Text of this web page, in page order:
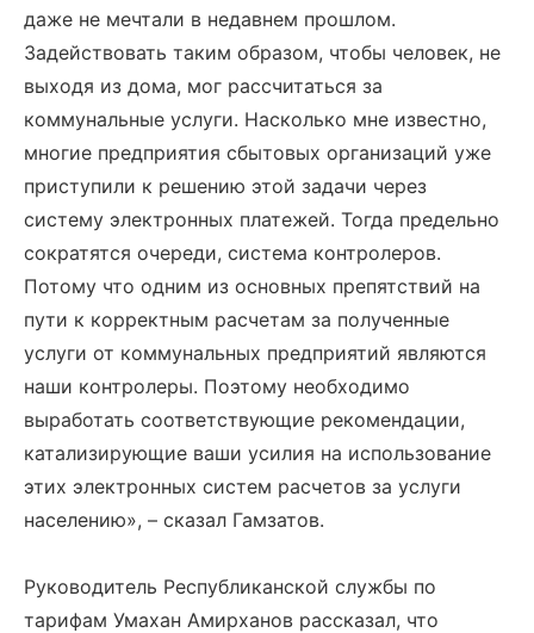
даже не мечтали в недавнем прошлом.
Задействовать таким образом, чтобы человек, не
выходя из дома, мог рассчитаться за
коммунальные услуги. Насколько мне известно,
многие предприятия сбытовых организаций уже
приступили к решению этой задачи через
систему электронных платежей. Тогда предельно
сократятся очереди, система контролеров.
Потому что одним из основных препятствий на
пути к корректным расчетам за полученные
услуги от коммунальных предприятий являются
наши контролеры. Поэтому необходимо
выработать соответствующие рекомендации,
катализирующие ваши усилия на использование
этих электронных систем расчетов за услуги
населению», – сказал Гамзатов.
Руководитель Республиканской службы по
тарифам Умахан Амирханов рассказал, что